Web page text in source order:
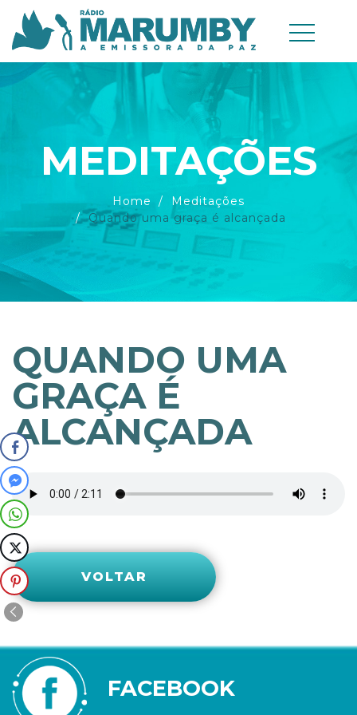
MEDITAÇÕES
Home
Meditações
Quando uma graça é alcançada
QUANDO UMA
GRAÇA É
ALCANÇADA
VOLTAR
FACEBOOK